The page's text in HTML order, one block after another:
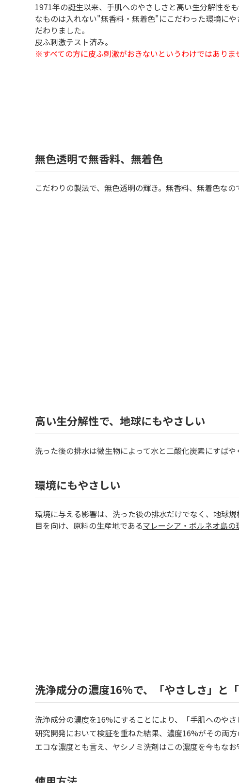
1971年の誕生以来、手肌へのやさしさと高い生分解性を
なものは入れない"無香料・無着色"にこだわった環境に
だわりました。
皮ふ刺激テスト済み。
※すべての方に皮ふ刺激がおきないというわけではありま
無色透明で無香料、無着色
こだわりの製法で、無色透明の輝き。無香料、無着色な
高い生分解性で、地球にもやさしい
洗った後の排水は微生物によって水と二酸化炭素にすば
環境にもやさしい
環境に与える影響は、洗った後の排水だけでなく、地球
目を向け、原料の生産地であるマレーシア・ボルネオ島の
洗浄成分の濃度16%で、「やさしさ」と
洗浄成分の濃度を16%にすることにより、「手肌へのや
研究開発において検証を重ねた結果、濃度16%がその両
エコな濃度とも言え、ヤシノミ洗剤はこの濃度を今もなお